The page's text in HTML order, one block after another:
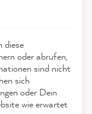
diese
oder abrufen,
sind nicht
sich
oder Dein
wie erwartet